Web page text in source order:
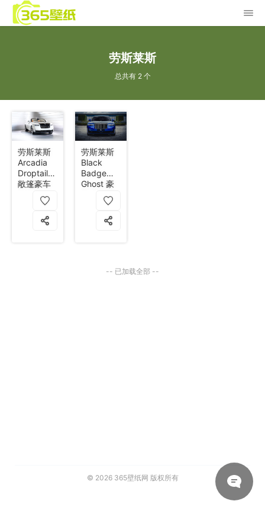
劳斯莱斯
总共有 2 个
劳斯莱斯
Arcadia
Droptail
敞篷豪车
劳斯莱斯
Black
Badge
Ghost 豪
车 帕特农
神庙格栅
-- 已加载全部 --
© 2026 365壁纸网 版权所有